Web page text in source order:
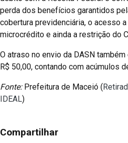
perda dos benefícios garantidos
cobertura previdenciária, o acesso
microcrédito e ainda a restrição do
O atraso no envio da DASN
R$ 50,00, contando com acúmulos
Fonte:Prefeitura de Maceió (
IDEAL)
Compartilhar